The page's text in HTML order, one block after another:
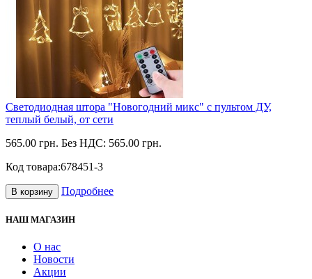
Светодиодная штора "Новогодний микс" с пультом ДУ,
теплый белый, от сети
565.00 грн. Без НДС: 565.00 грн.
Код товара:678451-3
В корзину Подробнее
НАШ МАГАЗИН
О нас
Новости
Акции